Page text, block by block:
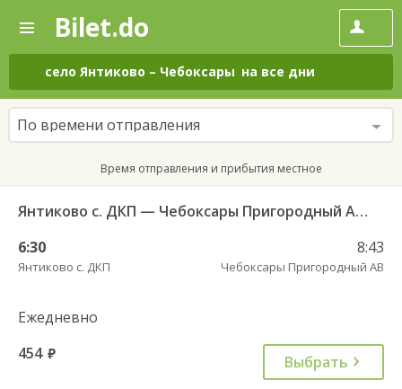
—
Поиск
и
покупка
билетов
на
автобус
онлайн
Bilet.do
село Янтиково – Чебоксары на все дни
По времени отправления
Время отправления и прибытия местное
Янтиково с. ДКП — Чебоксары Пригородный АВ ч/з Урмары п. ДКП 556
6:30
Янтиково с. ДКП
8:43
Чебоксары Пригородный АВ
Ежедневно
454 руб. Выбрать